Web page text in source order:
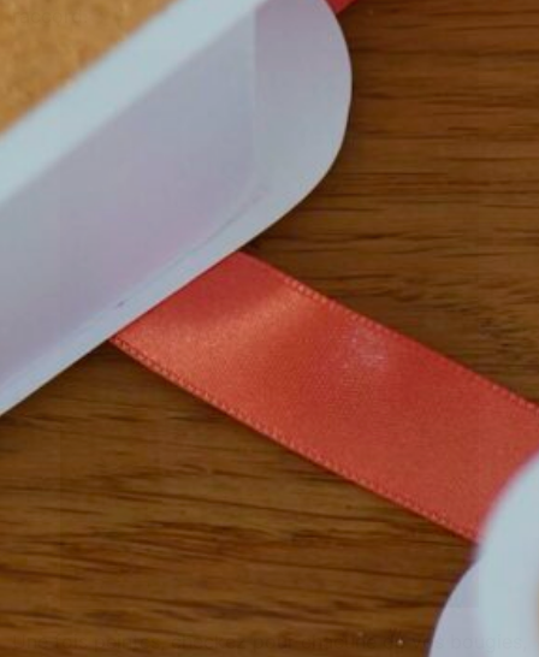
raccord.
Une fois peintes, checkez pour chacune de vos bougies,